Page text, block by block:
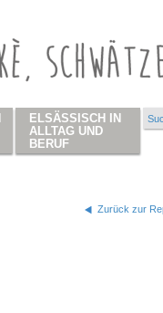
Zurück zur
ELSÄSSISCH IN
ALLTAG UND
BERUF